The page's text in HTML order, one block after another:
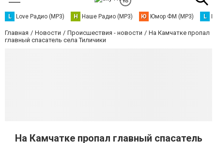
L Love Радио (MP3) Н Наше Радио (MP3) Ю Юмор ФМ (MP3) L
Главная Новости Происшествия - новости
На Камчатке пропал
главный спасатель села Тиличики
На Камчатке пропал главный спасатель